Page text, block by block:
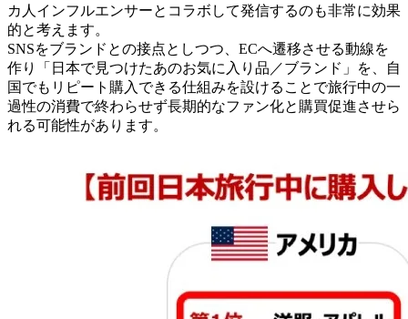
カ人インフルエンサーとコラボして発信するのも非常に効果
的と考えます。
SNSをブランドとの接点としつつ、ECへ遷移させる動線を
作り「日本で見つけたあのお気に入り品／ブランド」を、自
国でもリピート購入できる仕組みを設けることで旅行中の一
過性の消費で終わらせず長期的なファン化と購買促進させら
れる可能性があります。